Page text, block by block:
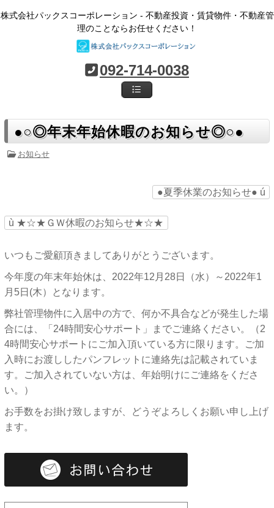
株式会社パックスコーポレーション - 不動産投資・賃貸物件・不動産管
理のことならお任せください！
092-714-0038
●○◎年末年始休暇のお知らせ◎○●
お知らせ
●夏季休業のお知らせ● ú
ù ★☆★ＧＷ休暇のお知らせ★☆★
いつもご愛顧頂きましてありがとうございます。
今年度の年末年始休は、2022年12月28日（水）～2022年1
月5日(木）となります。
弊社管理物件に入居中の方で、何か不具合などが発生した場
合には、「24時間安心サポート」までご連絡ください。（2
4時間安心サポートにご加入頂いている方に限ります。ご加
入時にお渡ししたパンフレットに連絡先は記載されていま
す。ご加入されていない方は、年始明けにご連絡をくださ
い。）
お手数をお掛け致しますが、どうぞよろしくお願い申し上げ
ます。